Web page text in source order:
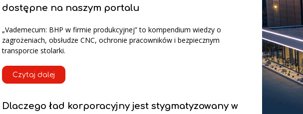
dostępne na naszym portalu
„Vademecum: BHP w firmie produkcyjnej” to kompendium wiedzy o
zagrożeniach, obsłudze CNC, ochronie pracowników i bezpiecznym
transporcie stolarki.
Czytaj dalej
Dlaczego ład korporacyjny jest stygmatyzowany w